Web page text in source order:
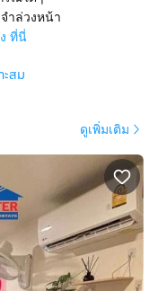
ำล่วงหน้า
ที่นี่
ะสม
ดูเพิ่มเติม